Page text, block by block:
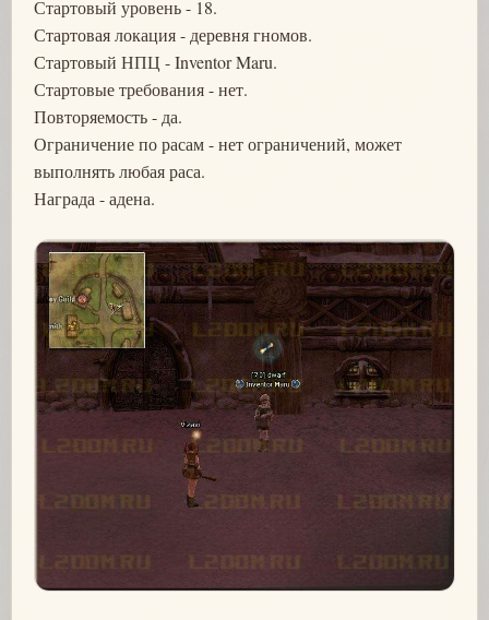
Стартовый уровень - 18.
Стартовая локация - деревня гномов.
Стартовый НПЦ - Inventor Maru.
Стартовые требования - нет.
Повторяемость - да.
Ограничение по расам - нет ограничений, может
выполнять любая раса.
Награда - адена.